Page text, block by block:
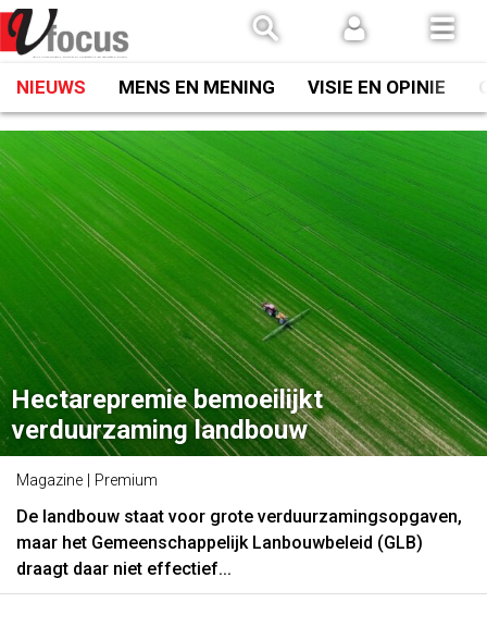
Spring
naar
inhoud
NIEUWS MENS EN MENING VISIE EN OPINIE
Hectarepremie bemoeilijkt
verduurzaming landbouw
Magazine | Premium
De landbouw staat voor grote verduurzamingsopgaven,
maar het Gemeenschappelijk Lanbouwbeleid (GLB)
draagt daar niet effectief...